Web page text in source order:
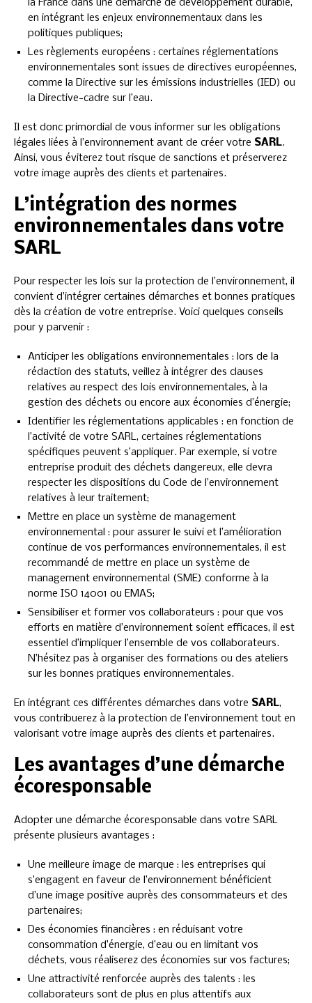
la France dans une démarche de développement durable,
en intégrant les enjeux environnementaux dans les
politiques publiques;
Les règlements européens : certaines réglementations
environnementales sont issues de directives européennes,
comme la Directive sur les émissions industrielles (IED) ou
la Directive-cadre sur l’eau.
Il est donc primordial de vous informer sur les obligations
légales liées à l’environnement avant de créer votre SARL.
Ainsi, vous éviterez tout risque de sanctions et préserverez
votre image auprès des clients et partenaires.
L’intégration des normes
environnementales dans votre
SARL
Pour respecter les lois sur la protection de l’environnement, il
convient d’intégrer certaines démarches et bonnes pratiques
dès la création de votre entreprise. Voici quelques conseils
pour y parvenir :
Anticiper les obligations environnementales : lors de la
rédaction des statuts, veillez à intégrer des clauses
relatives au respect des lois environnementales, à la
gestion des déchets ou encore aux économies d’énergie;
Identifier les réglementations applicables : en fonction de
l’activité de votre SARL, certaines réglementations
spécifiques peuvent s’appliquer. Par exemple, si votre
entreprise produit des déchets dangereux, elle devra
respecter les dispositions du Code de l’environnement
relatives à leur traitement;
Mettre en place un système de management
environnemental : pour assurer le suivi et l’amélioration
continue de vos performances environnementales, il est
recommandé de mettre en place un système de
management environnemental (SME) conforme à la
norme ISO 14001 ou EMAS;
Sensibiliser et former vos collaborateurs : pour que vos
efforts en matière d’environnement soient efficaces, il est
essentiel d’impliquer l’ensemble de vos collaborateurs.
N’hésitez pas à organiser des formations ou des ateliers
sur les bonnes pratiques environnementales.
En intégrant ces différentes démarches dans votre SARL,
vous contribuerez à la protection de l’environnement tout en
valorisant votre image auprès des clients et partenaires.
Les avantages d’une démarche
écoresponsable
Adopter une démarche écoresponsable dans votre SARL
présente plusieurs avantages :
Une meilleure image de marque : les entreprises qui
s’engagent en faveur de l’environnement bénéficient
d’une image positive auprès des consommateurs et des
partenaires;
Des économies financières : en réduisant votre
consommation d’énergie, d’eau ou en limitant vos
déchets, vous réaliserez des économies sur vos factures;
Une attractivité renforcée auprès des talents : les
collaborateurs sont de plus en plus attentifs aux